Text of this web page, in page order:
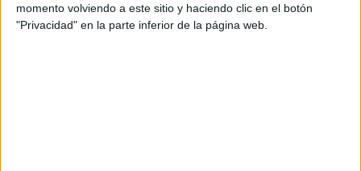
momento volviendo a este sitio y haciendo clic en el botón
"Privacidad" en la parte inferior de la página web.